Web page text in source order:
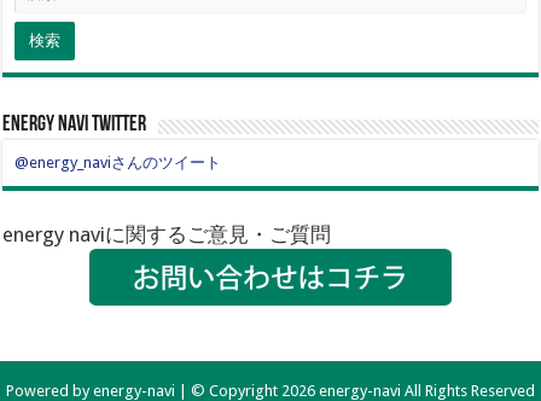
energy navi twitter
@energy_naviさんのツイート
energy naviに関するご意見・ご質問
Powered by energy-navi | © Copyright 2026 energy-navi All Rights Reserved